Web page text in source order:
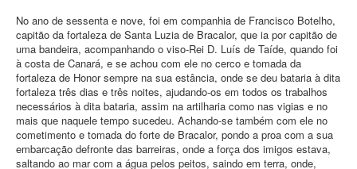
No ano de sessenta e nove, foi em companhia de Francisco Botelho,
capitão da fortaleza de Santa Luzia de Bracalor, que ia por capitão de
uma bandeira, acompanhando o viso-Rei D. Luís de Taíde, quando foi
à costa de Canará, e se achou com ele no cerco e tomada da
fortaleza de Honor sempre na sua estância, onde se deu bataria à dita
fortaleza três dias e três noites, ajudando-os em todos os trabalhos
necessários à dita bataria, assim na artilharia como nas vigias e no
mais que naquele tempo sucedeu. Achando-se também com ele no
cometimento e tomada do forte de Bracalor, pondo a proa com a sua
embarcação defronte das barreiras, onde a força dos imigos estava,
saltando ao mar com a água pelos peitos, saindo em terra, onde,